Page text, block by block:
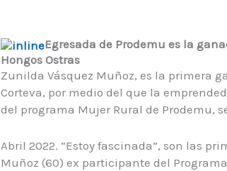
Egresada de Prodemu es la
Hongos Ostras
Zunilda Vásquez Muñoz, es la primera
Corteva, por medio del que la
del programa Mujer Rural de Prodemu,
Abril 2022. “Estoy fascinada”, son las
Muñoz (60) ex participante del